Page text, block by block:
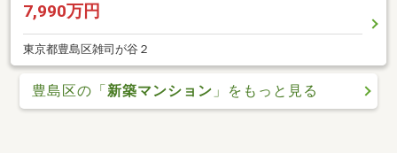
7,990万円
東京都豊島区雑司が谷２
豊島区の「新築マンション 」をもっと見る